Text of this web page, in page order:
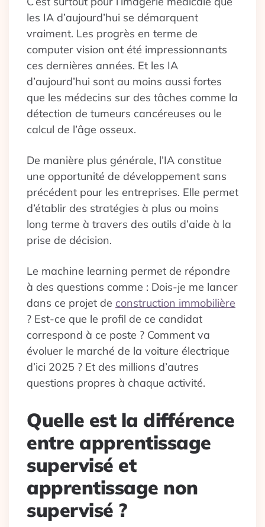
les IA d’aujourd’hui se démarquent
vraiment. Les progrès en terme de
computer vision ont été impressionnants
ces dernières années. Et les IA
d’aujourd’hui sont au moins aussi fortes
que les médecins sur des tâches comme la
détection de tumeurs cancéreuses ou le
calcul de l’âge osseux.
De manière plus générale, l’IA constitue
une opportunité de développement sans
précédent pour les entreprises. Elle permet
d’établir des stratégies à plus ou moins
long terme à travers des outils d’aide à la
prise de décision.
Le machine learning permet de répondre
à des questions comme : Dois-je me lancer
dans ce projet de construction immobilière
? Est-ce que le profil de ce candidat
correspond à ce poste ? Comment va
évoluer le marché de la voiture électrique
d’ici 2025 ? Et des millions d’autres
questions propres à chaque activité.
Quelle est la différence
entre apprentissage
supervisé et
apprentissage non
supervisé ?